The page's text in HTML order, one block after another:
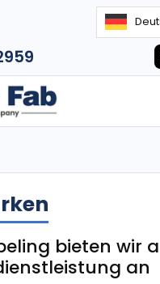
bieten wir
an